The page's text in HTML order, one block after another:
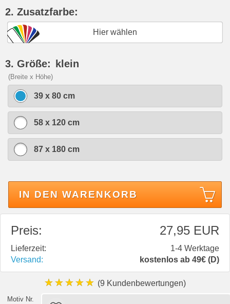
2. Zusatzfarbe:
Hier wählen
3. Größe: klein
(Breite x Höhe)
39 x 80 cm
58 x 120 cm
87 x 180 cm
IN DEN WARENKORB
Preis: 27,95 EUR
Lieferzeit:
1-4 Werktage
Versand:
kostenlos ab 49€ (D)
★★★★★ (9 Kundenbewertungen)
Motiv Nr.